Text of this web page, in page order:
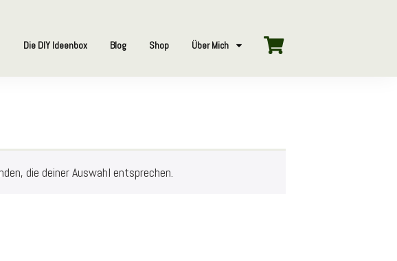
Die DIY Ideenbox Blog Shop Über Mich
die deiner Auswahl entsprechen.